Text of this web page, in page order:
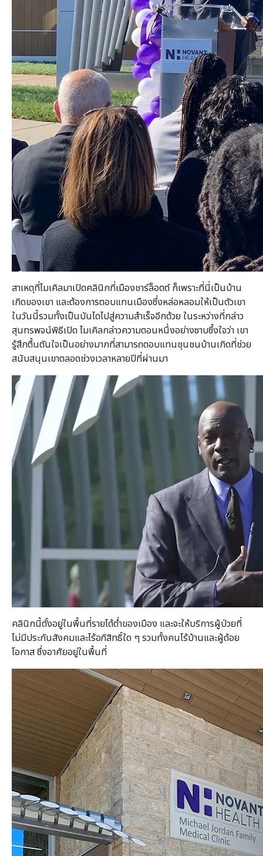
สาเหตุที่ไมเคิลมาเปิดคลินิกที่เมืองชาร์ล็อตต์ ก็เพราะที่นี่เป็นบ้าน
เกิดของเขา และต้องการตอบแทนเมืองซึ่งหล่อหลอมให้เป็นตัวเขา
ในวันนี้รวมทั้งเป็นบันไดไปสู่ความสำเร็จอีกด้วย ในระหว่างที่กล่าว
สุนทรพจน์พิธีเปิด ไมเคิลกล่าวความตอนหนึ่งอย่างซาบซึ้งใจว่า เขา
รู้สึกตื้นตันใจเป็นอย่างมากที่สามารถตอบแทนชุนชนบ้านเกิดที่ช่วย
สนับสนุนเขาตลอดช่วงเวลาหลายปีที่ผ่านมา
คลินิกนี้ตั้งอยู่ในพื้นที่รายได้ต่ำของเมือง และจะให้บริการผู้ป่วยที่
ไม่มีประกันสังคมและไร้อภิสิทธิ์ใด ๆ รวมทั้งคนไร้บ้านและผู้ด้อย
โอกาส ซึ่งอาศัยอยู่ในพื้นที่